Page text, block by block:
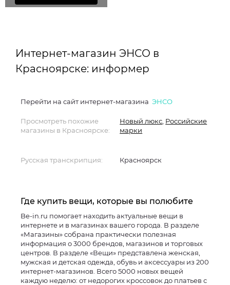
Интернет-магазин ЭНСО в
Красноярске: информер
Перейти на сайт интернет-магазина ЭНСО
Просмотреть похожие
магазины в Красноярске:
Новый люкс Российские
марки
Русская транскрипция: Красноярск
Где купить вещи, которые вы полюбите
Be-in.ru помогает находить актуальные вещи в
интернете и в магазинах вашего города. В разделе
«Магазины» собрана практически полезная
информация о 3000 брендов, магазинов и торговых
центров. В разделе «Вещи» представлена женская,
мужская и детская одежда, обувь и аксессуары из 200
интернет-магазинов. Всего 5000 новых вещей
каждую неделю: от недорогих кроссовок до платьев с